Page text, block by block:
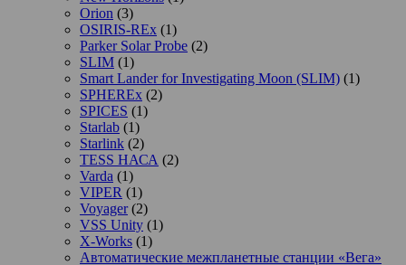
Orion (3)
OSIRIS-REx (1)
Parker Solar Probe (2)
SLIM (1)
Smart Lander for Investigating Moon (SLIM) (1)
SPHEREx (2)
SPICES (1)
Starlab (1)
Starlink (2)
TESS НАСА (2)
Varda (1)
VIPER (1)
Voyager(2)
VSS Unity (1)
X-Works (1)
Автоматические межпланетные станции «Вега»